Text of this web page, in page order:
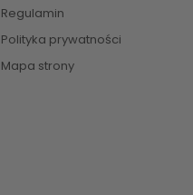
Regulamin
Polityka prywatności
Mapa strony